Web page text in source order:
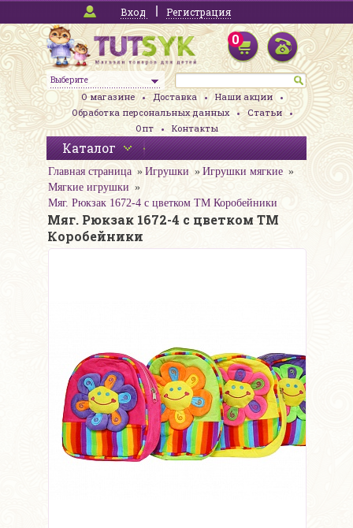
Вход Регистрация
Выберите
0
О магазине Доставка
Наши акции
Обработка персональных данных
Статьи
Опт
Контакты
Каталог
Главная страница Игрушки
Игрушки мягкие
Мягкие игрушки
Мяг. Рюкзак 1672-4 с цветком ТМ Коробейники
Мяг. Рюкзак 1672-4 с цветком ТМ
Коробейники